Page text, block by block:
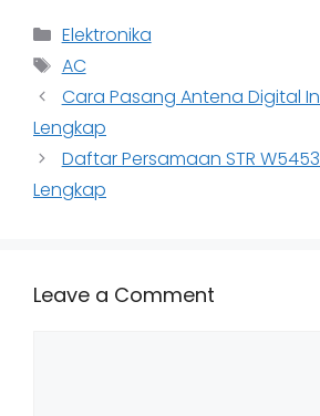
Categories
Elektronika
Tags
AC
Cara Pasang Antena Digital
Lengkap
Daftar Persamaan STR
Lengkap
Leave a Comment